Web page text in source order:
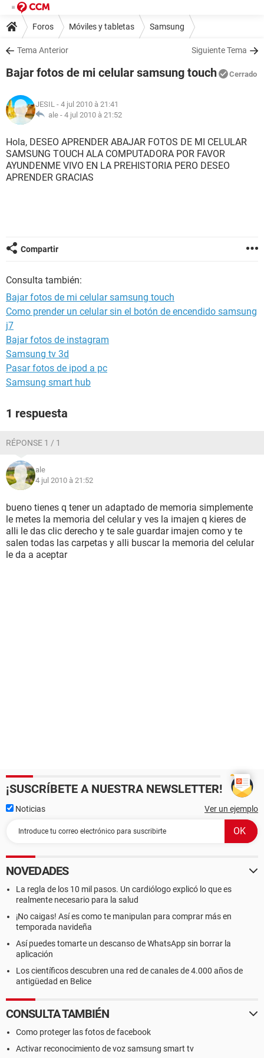
Foros Móviles y tabletas Samsung
Tema Anterior Siguiente Tema
Bajar fotos de mi celular samsung touch Cerrado
JESIL - 4 jul 2010 à 21:41
ale - 4 jul 2010 à 21:52
Hola, DESEO APRENDER ABAJAR FOTOS DE MI CELULAR
SAMSUNG TOUCH ALA COMPUTADORA POR FAVOR
AYUNDENME VIVO EN LA PREHISTORIA PERO DESEO
APRENDER GRACIAS
Compartir
Consulta también:
Bajar fotos de mi celular samsung touch
Como prender un celular sin el botón de encendido samsung
j7
Bajar fotos de instagram
Samsung tv 3d
Pasar fotos de ipod a pc
Samsung smart hub
1 respuesta
RÉPONSE 1 / 1
ale
4 jul 2010 à 21:52
bueno tienes q tener un adaptado de memoria simplemente
le metes la memoria del celular y ves la imajen q kieres de
alli le das clic derecho y te sale guardar imajen como y te
salen todas las carpetas y alli buscar la memoria del celular
le da a aceptar
¡SUSCRÍBETE A NUESTRA NEWSLETTER!
Noticias Ver un ejemplo
NOVEDADES
La regla de los 10 mil pasos. Un cardiólogo explicó lo que es
realmente necesario para la salud
¡No caigas! Así es como te manipulan para comprar más en
temporada navideña
Así puedes tomarte un descanso de WhatsApp sin borrar la
aplicación
Los científicos descubren una red de canales de 4.000 años de
antigüedad en Belice
CONSULTA TAMBIÉN
Como proteger las fotos de facebook
Activar reconocimiento de voz samsung smart tv